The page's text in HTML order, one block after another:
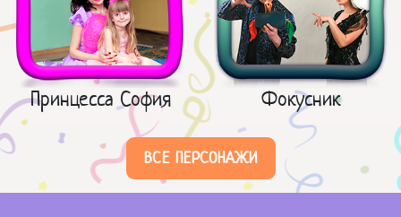
Принцесса София Фокусник
ВСЕ ПЕРСОНАЖИ